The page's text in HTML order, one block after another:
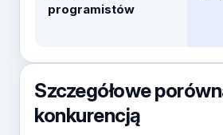
programistów
Szczegółowe
konkurencją